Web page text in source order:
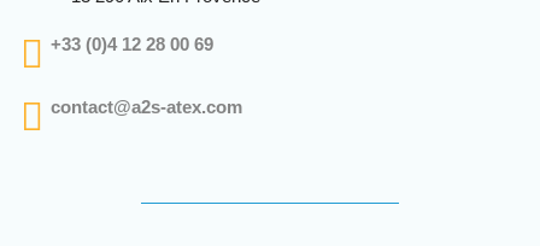
+33 (0)4 12 28 00 69
contact@a2s-atex.com